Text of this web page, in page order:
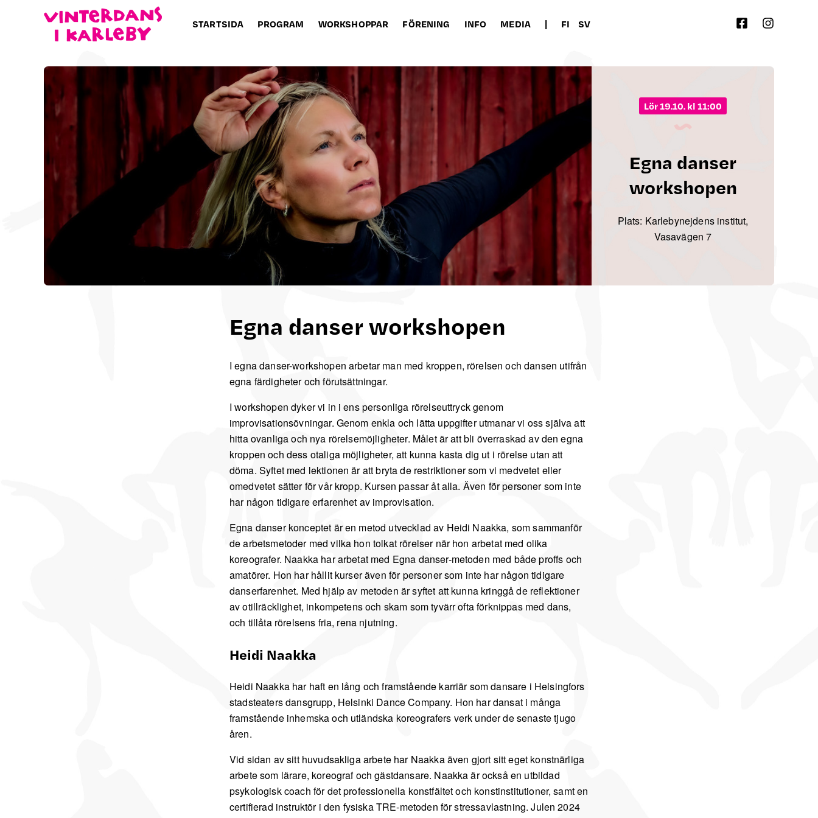
STARTSIDA PROGRAM WORKSHOPPAR FÖRENING INFO MEDIA | FI SV
lör 19.10. kl 11:00
Egna danser
workshopen
Plats: Karlebynejdens institut,
Vasavägen 7
Egna danser workshopen
I egna danser-workshopen arbetar man med kroppen, rörelsen och dansen utifrån
egna färdigheter och förutsättningar.
I workshopen dyker vi in ​​i ens personliga rörelseuttryck genom
improvisationsövningar. Genom enkla och lätta uppgifter utmanar vi oss själva att
hitta ovanliga och nya rörelsemöjligheter. Målet är att bli överraskad av den egna
kroppen och dess otaliga möjligheter, att kunna kasta dig ut i rörelse utan att
döma. Syftet med lektionen är att bryta de restriktioner som vi medvetet eller
omedvetet sätter för vår kropp. Kursen passar åt alla. Även för personer som inte
har någon tidigare erfarenhet av improvisation.
Egna danser konceptet är en metod utvecklad av Heidi Naakka, som sammanför
de arbetsmetoder med vilka hon tolkat rörelser när hon arbetat med olika
koreografer. Naakka har arbetat med Egna danser-metoden med både proffs och
amatörer. Hon har hållit kurser även för personer som inte har någon tidigare
danserfarenhet. Med hjälp av metoden är syftet att kunna kringgå de reflektioner
av otillräcklighet, inkompetens och skam som tyvärr ofta förknippas med dans,
och tillåta rörelsens fria, rena njutning.
Heidi Naakka
Heidi Naakka har haft en lång och framstående karriär som dansare i Helsingfors
stadsteaters dansgrupp, Helsinki Dance Company. Hon har dansat i många
framstående inhemska och utländska koreografers verk under de senaste tjugo
åren.
Vid sidan av sitt huvudsakliga arbete har Naakka även gjort sitt eget konstnärliga
arbete som lärare, koreograf och gästdansare. Naakka är också en utbildad
psykologisk coach för det professionella konstfältet och konstinstitutioner, samt en
certifierad instruktör i den fysiska TRE-metoden för stressavlastning. Julen 2024